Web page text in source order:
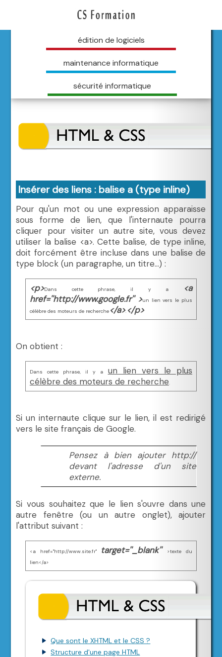
édition de logiciels
maintenance informatique
sécurité informatique
Insérer des liens : balise a (type inline)
Pour qu'un mot ou une expression apparaisse
sous forme de lien, que l'internaute pourra
cliquer pour visiter un autre site, vous devez
utiliser la balise <a>. Cette balise, de type inline,
doit forcément être incluse dans une balise de
type block (un paragraphe, un titre...) :
<p>Dans cette phrase, il y a
<a
href=''http://www.google.fr'' >un lien vers le plus
célèbre des moteurs de recherche</a>.</p>
On obtient :
Dans cette phrase, il y a un lien vers le plus
célèbre des moteurs de recherche.
Si un internaute clique sur le lien, il est redirigé
vers le site français de Google.
Pensez à bien ajouter http://
devant l'adresse d'un site
externe.
Si vous souhaitez que le lien s'ouvre dans une
autre fenêtre (ou un autre onglet), ajouter
l'attribut suivant :
<a href=''http://www.site.fr'' target=''_blank''
>texte du
lien</a>
Que sont le XHTML et le CSS ?
Structure d'une page HTML